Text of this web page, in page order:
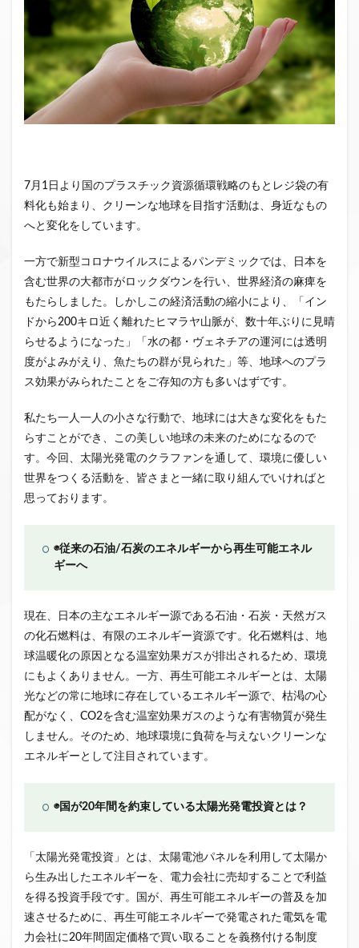
7月1日より国のプラスチック資源循環戦略のもとレジ袋の有
料化も始まり、クリーンな地球を目指す活動は、身近なもの
へと変化をしています。
一方で新型コロナウイルスによるパンデミックでは、日本を
含む世界の大都市がロックダウンを行い、世界経済の麻痺を
もたらしました。しかしこの経済活動の縮小により、「イン
ドから200キロ近く離れたヒマラヤ山脈が、数十年ぶりに見晴
らせるようになった」「水の都・ヴェネチアの運河には透明
度がよみがえり、魚たちの群が見られた」等、地球へのプラ
ス効果がみられたことをご存知の方も多いはずです。
私たち一人一人の小さな行動で、地球には大きな変化をもた
らすことができ、この美しい地球の未来のためになるので
す。今回、太陽光発電のクラファンを通して、環境に優しい
世界をつくる活動を、皆さまと一緒に取り組んでいければと
思っております。
◉従来の石油/石炭のエネルギーから再生可能エネル
ギーへ
現在、日本の主なエネルギー源である石油・石炭・天然ガス
の化石燃料は、有限のエネルギー資源です。化石燃料は、地
球温暖化の原因となる温室効果ガスが排出されるため、環境
にもよくありません。一方、再生可能エネルギーとは、太陽
光などの常に地球に存在しているエネルギー源で、枯渇の心
配がなく、CO2を含む温室効果ガスのような有害物質が発生
しません。そのため、地球環境に負荷を与えないクリーンな
エネルギーとして注目されています。
◉国が20年間を約束している太陽光発電投資とは？
「太陽光発電投資」とは、太陽電池パネルを利用して太陽か
ら生み出したエネルギーを、電力会社に売却することで利益
を得る投資手段です。国が、再生可能エネルギーの普及を加
速させるために、再生可能エネルギーで発電された電気を電
力会社に20年間固定価格で買い取ることを義務付ける制度